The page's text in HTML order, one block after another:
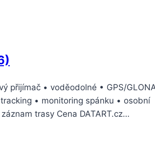
přijímač • voděodolné • GPS/
• monitoring spánku • osobní
trasy Cena DATART.cz…